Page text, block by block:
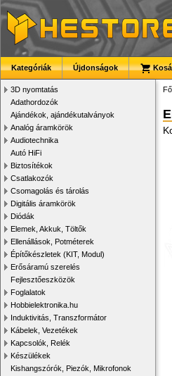
Kategóriák Újdonságok
3D nyomtatás
Adathordozók
Ajándékok, ajándékutalványok
Analóg áramkörök
Audiotechnika
Autó HiFi
Biztosítékok
Csatlakozók
Csomagolás és tárolás
Digitális áramkörök
Diódák
Elemek, Akkuk, Töltők
Ellenállások, Potméterek
Építőkészletek (KIT, Modul)
Erősáramú szerelés
Fejlesztőeszközök
Foglalatok
Hobbielektronika.hu
Induktivitás, Transzformátor
Kábelek, Vezetékek
Kapcsolók, Relék
Készülékek
Kishangszórók, Piezók, Mikrofonok